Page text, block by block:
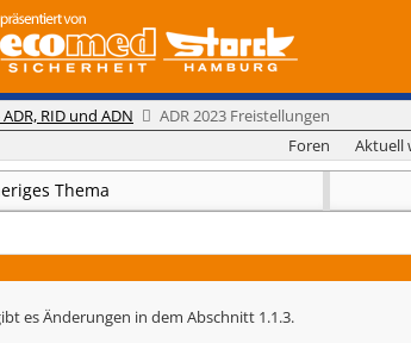
RID und ADN
ADR 2023 Freistellungen
Foren
Aktuell
Thema
es Änderungen in dem Abschnitt 1.1.3.